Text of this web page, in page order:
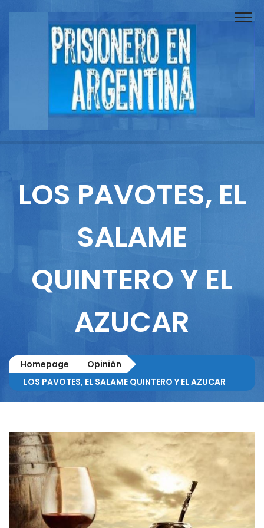
Buscador
Documentos
Reportajes
LOS PAVOTES, EL
SALAME
QUINTERO Y EL
AZUCAR
Homepage
Opinión
LOS PAVOTES, EL SALAME QUINTERO Y EL AZUCAR